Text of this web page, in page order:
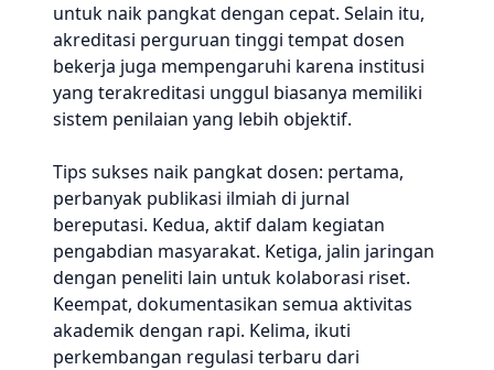
untuk naik pangkat dengan cepat. Selain itu,
akreditasi perguruan tinggi tempat dosen
bekerja juga mempengaruhi karena institusi
yang terakreditasi unggul biasanya memiliki
sistem penilaian yang lebih objektif.
Tips sukses naik pangkat dosen: pertama,
perbanyak publikasi ilmiah di jurnal
bereputasi. Kedua, aktif dalam kegiatan
pengabdian masyarakat. Ketiga, jalin jaringan
dengan peneliti lain untuk kolaborasi riset.
Keempat, dokumentasikan semua aktivitas
akademik dengan rapi. Kelima, ikuti
perkembangan regulasi terbaru dari